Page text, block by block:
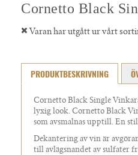
Cornetto Black
Varan har utgått ur vårt
PRODUKTBESKRIVNING
Cornetto Black Single
lyxig look. Cornetto Black
som avsmalnas upptill. En
Dekantering av vin är
till avlägsnandet av sulfater